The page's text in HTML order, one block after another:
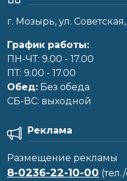
г. Мозырь, ул. Советская,
График работы:
ПН-ЧТ: 9.00 - 17.00
ПТ: 9.00 - 17.00
Обед: Без обеда
CБ-ВС: выходной
Реклама
Размещение рекламы
8-0236-22-10-00